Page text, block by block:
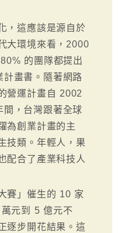
，這應該是源自於
大環境來看，2000
的團隊都提出
畫書。隨著網路
營運計畫自 2002
，台灣跟著全球
為創業計畫的主
技類。年輕人，果
配合了產業科技人
賽」催生的 10 家
元到 5 億元不
逐步開花結果。這